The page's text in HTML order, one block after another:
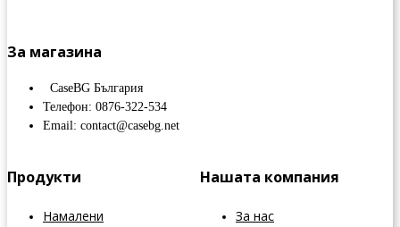
За магазина
CaseBG България
Телефон: 0876-322-534
Email: contact@casebg.net
Продукти
Намалени
Нашата компания
За нас